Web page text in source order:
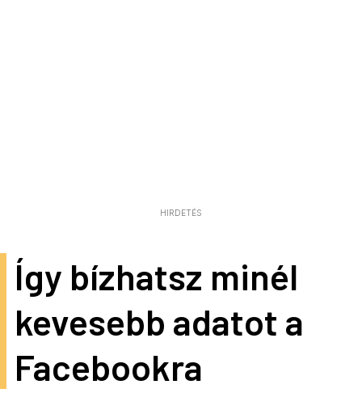
HIRDETÉS
Így bízhatsz minél
kevesebb adatot a
Facebookra